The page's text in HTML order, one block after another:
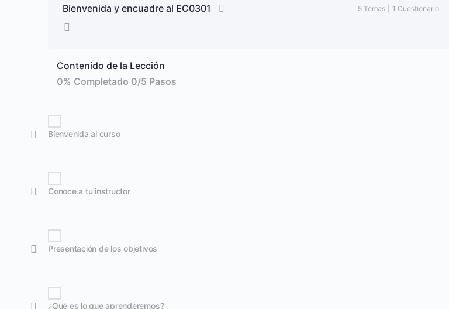
Bienvenida y encuadre al EC0301 5 Temas 1 Cuestionario
Contenido de la Lección
0% Completado 0/5 Pasos
Bienvenida al curso
Conoce a tu instructor
Presentación de los objetivos
¿Qué es lo que aprenderemos?